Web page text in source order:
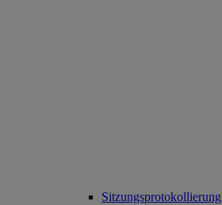
Sitzungsprotokollierung